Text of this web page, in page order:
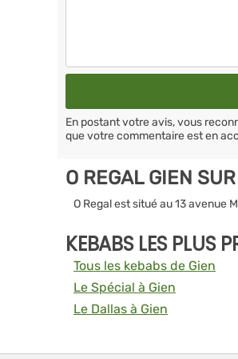
En postant votre avis, vous
que votre commentaire est en
O REGAL GIEN
O Regal est situé au 13 avenue
KEBABS LES PLUS
Tous les kebabs de Gien
Le Spécial à Gien
Le Dallas à Gien